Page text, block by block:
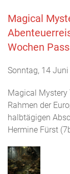
Magical
Wochen
Sonntag, 14
Magical Mystery
Rahmen der
halbtägigen
Hermine Fürst